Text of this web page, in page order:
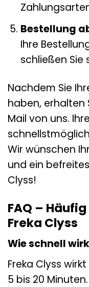
Bestellung
Ihre
schließen Sie
Nachdem Sie
haben, erhalten
Mail von uns.
Wir wünschen
und ein
Clyss!
FAQ –
Freka Clyss
Wie schnell
Freka Clyss
5 bis 20